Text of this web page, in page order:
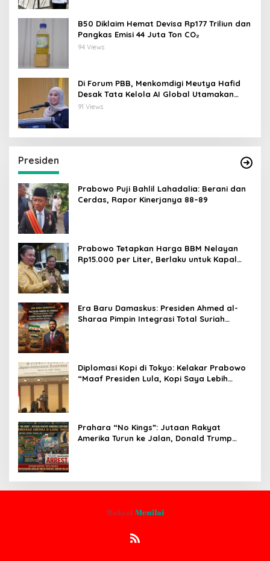
B50 Diklaim Hemat Devisa Rp177 Triliun dan
Pangkas Emisi 44 Juta Ton CO₂
94 Views
Di Forum PBB, Menkomdigi Meutya Hafid
Desak Tata Kelola AI Global Utamakan
Perlindungan Anak
91 Views
Presiden
Prabowo Puji Bahlil Lahadalia: Berani dan
Cerdas, Rapor Kinerjanya 88–89
Prabowo Tetapkan Harga BBM Nelayan
Rp15.000 per Liter, Berlaku untuk Kapal
Era Baru Damaskus: Presiden Ahmed al-
Sharaa Pimpin Integrasi Total Suriah
Diplomasi Kopi di Tokyo: Kelakar Prabowo
“Maaf Presiden Lula, Kopi Saya Lebih
Prahara “No Kings”: Jutaan Rakyat
Amerika Turun ke Jalan, Donald Trump